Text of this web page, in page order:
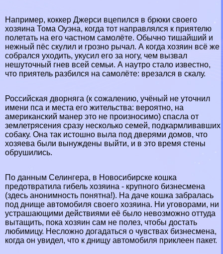
Например, коккер Джерси вцепился в брюки своего
хозяина Тома Оуэна, когда тот направлялся к приятелю
полетать на его частном самолёте. Обычно тишайший и
нежный пёс скулил и грозно рычал. А когда хозяин всё же
собрался уходить, укусил его за ногу, чем вызвал
нешуточный гнев всей семьи. А наутро стало известно,
что приятель разбился на самолёте: врезался в скалу.
Российская дворняга (к сожалению, учёный не уточнил
имени пса и места его жительства: вероятно, на
американский манер это не произносимо) спасла от
землетрясения сразу несколько семей, подкармливавших
собаку. Она так истошно выла под дверями домов, что
хозяева были вынуждены выйти, и в это время стены
обрушились.
По данным Селингера, в Новосибирске кошка
предотвратила гибель хозяина - крупного бизнесмена
(здесь анонимность понятна!). На даче кошка забралась
под днище автомобиля своего хозяина. Ни уговорами, ни
устрашающими действиями её было невозможно оттуда
вытащить, пока хозяин сам не полез, чтобы достать
любимицу. Несложно догадаться о чувствах бизнесмена,
когда он увидел, что к днищу автомобиля приклеен пакет.